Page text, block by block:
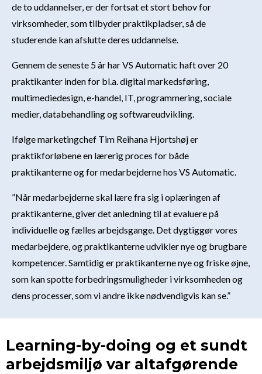
de to uddannelser, er der fortsat et stort behov for
virksomheder, som tilbyder praktikpladser, så de
studerende kan afslutte deres uddannelse.
Gennem de seneste 5 år har VS Automatic haft over 20
praktikanter inden for bl.a. digital markedsføring,
multimediedesign, e-handel, IT, programmering, sociale
medier, databehandling og softwareudvikling.
Ifølge marketingchef Tim Reihana Hjortshøj er
praktikforløbene en lærerig proces for både
praktikanterne og for medarbejderne hos VS Automatic.
”Når medarbejderne skal lære fra sig i oplæringen af
praktikanterne, giver det anledning til at evaluere på
individuelle og fælles arbejdsgange. Det dygtiggør vores
medarbejdere, og praktikanterne udvikler nye og brugbare
kompetencer. Samtidig er praktikanterne nye og friske øjne,
som kan spotte forbedringsmuligheder i virksomheden og
dens processer, som vi andre ikke nødvendigvis kan se.”
Learning-by-doing og et sundt
arbejdsmiljø var altafgørende